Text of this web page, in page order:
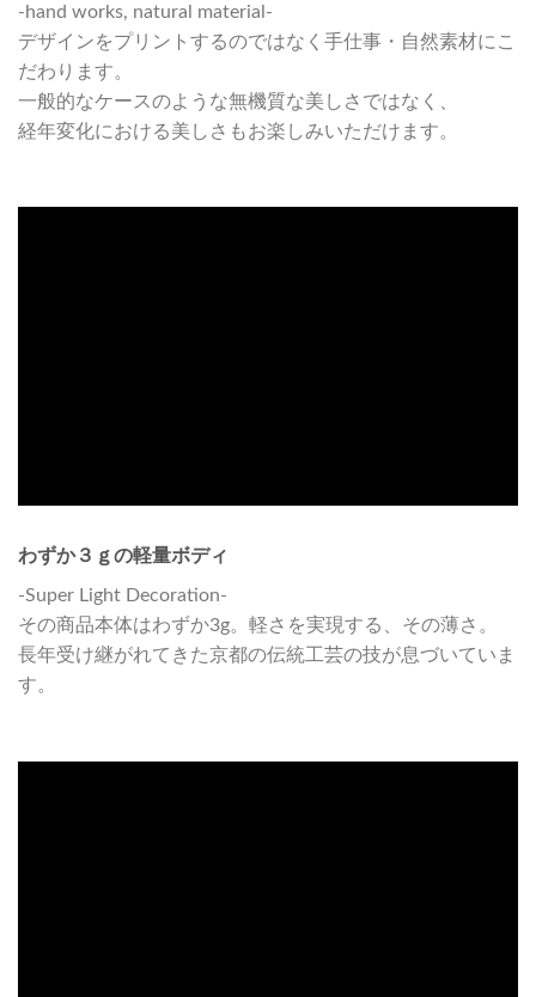
-hand works, natural material-
デザインをプリントするのではなく手仕事・自然素材にこ
だわります。
一般的なケースのような無機質な美しさではなく、
経年変化における美しさもお楽しみいただけます。
わずか３ｇの軽量ボディ
-Super Light Decoration-
その商品本体はわずか3g。軽さを実現する、その薄さ。
長年受け継がれてきた京都の伝統工芸の技が息づいていま
す。